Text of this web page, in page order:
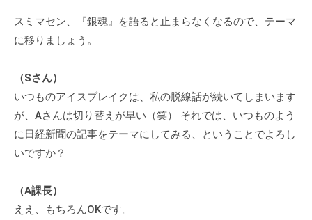
ー
チ
グ
を
社
導
し
た
スミマセン、『銀魂』を語ると止まらなくなるので、テーマ
に移りましょう。
（Sさん）
いつものアイスブレイクは、私の脱線話が続いてしまいます
が、Aさんは切り替えが早い（笑） それでは、いつものよう
に日経新聞の記事をテーマにしてみる、ということでよろし
いですか？
（A課長）
ええ、もちろんOKです。